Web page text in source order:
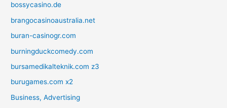
bossycasino.de
brangocasinoaustralia.net
buran-casinogr.com
burningduckcomedy.com
bursamedikalteknik.com z3
burugames.com x2
Business, Advertising